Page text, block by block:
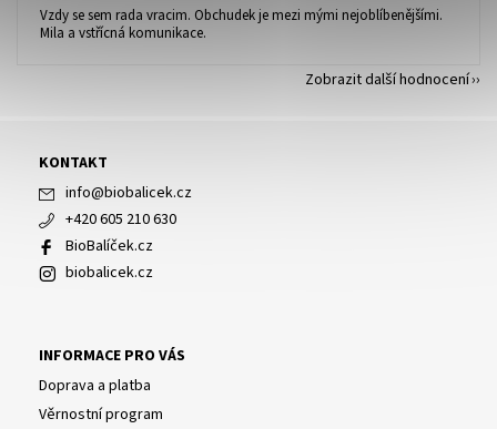
Vzdy se sem rada vracim. Obchudek je mezi mými nejoblíbenějšími.
Mila a vstřícná komunikace.
Zobrazit další hodnocení
KONTAKT
info@biobalicek.cz
+420 605 210 630
BioBalíček.cz
biobalicek.cz
INFORMACE PRO VÁS
Doprava a platba
Věrnostní program